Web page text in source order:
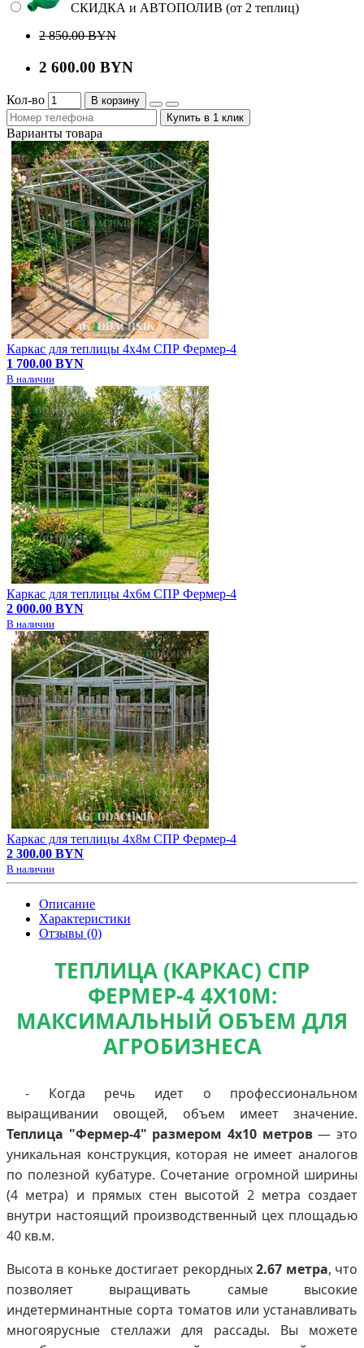
СКИДКА и АВТОПОЛИВ (от 2 теплиц)
2 850.00 BYN
2 600.00 BYN
Кол-во
В корзину
Купить в 1 клик
Варианты товара
Каркас для теплицы 4х4м СПР Фермер-4
1 700.00 BYN
В наличии
Каркас для теплицы 4х6м СПР Фермер-4
2 000.00 BYN
В наличии
Каркас для теплицы 4х8м СПР Фермер-4
2 300.00 BYN
В наличии
Описание
Характеристики
Отзывы (0)
ТЕПЛИЦА (КАРКАС) СПР
ФЕРМЕР-4 4Х10М:
МАКСИМАЛЬНЫЙ ОБЪЕМ ДЛЯ
АГРОБИЗНЕСА
- Когда речь идет о профессиональном
выращивании овощей, объем имеет значение.
Теплица "Фермер-4" размером 4х10 метров— это
уникальная конструкция, которая не имеет аналогов
по полезной кубатуре. Сочетание огромной ширины
(4 метра) и прямых стен высотой 2 метра создает
внутри настоящий производственный цех площадью
40 кв.м.
Высота в коньке достигает рекордных2.67 метра, что
позволяет выращивать самые высокие
индетерминантные сорта томатов или устанавливать
многоярусные стеллажи для рассады. Вы можете